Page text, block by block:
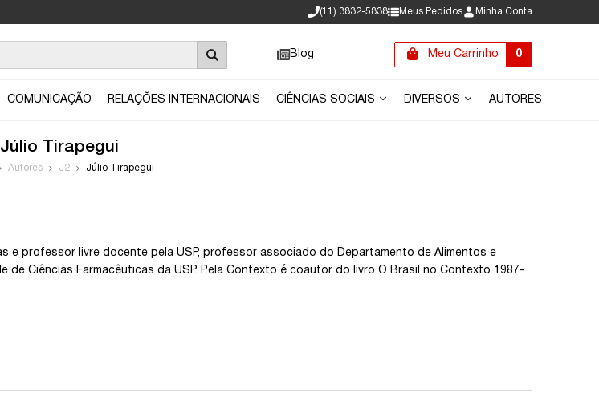
(11) 3832-5838 Meus Pedidos Minha Conta
Blog Meu Carrinho 0
COMUNICAÇÃO RELAÇÕES INTERNACIONAIS CIÊNCIAS SOCIAIS DIVERSOS AUTORES
Júlio Tirapegui
Autores J2 Júlio Tirapegui
e professor livre docente pela USP, professor associado do Departamento de Alimentos e
de Ciências Farmacêuticas da USP. Pela Contexto é coautor do livro O Brasil no Contexto 1987-